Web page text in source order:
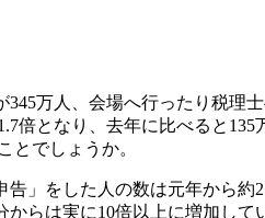
万人、会場へ行ったり税理
倍となり、去年に比べると
とでしょうか。
」をした人の数は元年から
らは実に10倍以上に増加して